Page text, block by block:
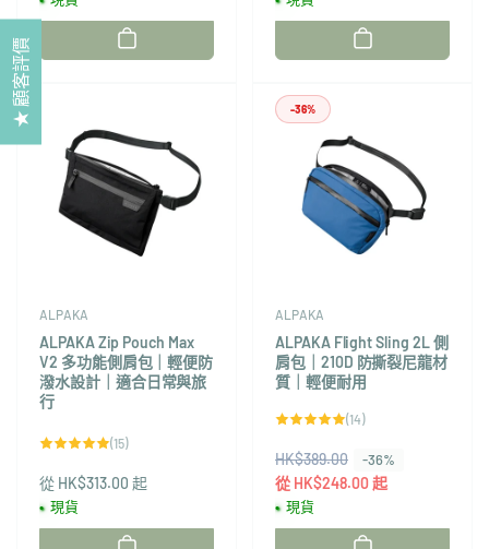
廠
廠
廠
ALPAKA
ALPAKA Zip Pouch Max
V2 多功能側肩包｜輕便防
潑水設計｜適合日常與旅
行
(15)15
總
次
從 HK$313.00 起
現貨
-36%
廠
ALPAKA
ALPAKA Flight Sling 2L 側
肩包｜210D 防撕裂尼龍材
質｜輕便耐用
(14)14
總
數
HK$389.00 -36%
售
價
從 HK$248.00 起
現貨
★ 顧客評價